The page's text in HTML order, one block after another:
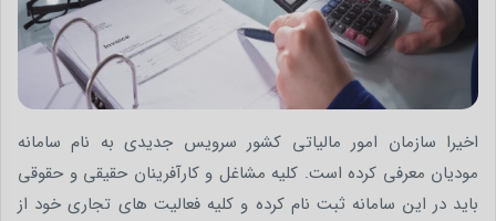
اخیرا سازمان امور مالیاتی کشور سرویس جدیدی به نام سامانه
مودیان معرفی کرده است. کلیه مشاغل و کارآفرینان حقیقی و حقوقی
باید در این سامانه ثبت نام کرده و کلیه فعالیت های تجاری خود از